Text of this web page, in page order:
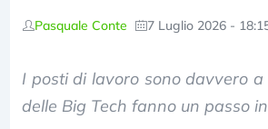
Pasquale Conte 7 Luglio 2026 -
I posti di lavoro sono davvero a
delle Big Tech fanno un passo